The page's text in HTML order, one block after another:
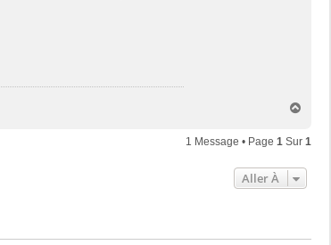
u
t
1 Message • Page 1 Sur 1
Aller À